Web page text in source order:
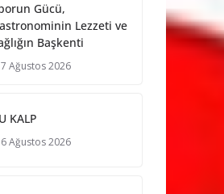
Gücü,
Lezzeti ve
Başkenti
7 Ağustos 2026
KALP
6 Ağustos 2026